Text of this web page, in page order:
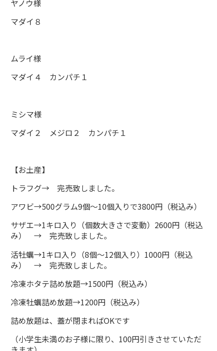
ヤノウ様
マダイ８
ムライ様
マダイ４ カンパチ１
ミシマ様
マダイ２ メジロ２ カンパチ１
【お土産】
トラフグ→ 完売致しました。
アワビ→500グラム9個～10個入りで3800円（税込み）
サザエ→1キロ入り（個数大きさで変動）2600円（税込
み） → 完売致しました。
活牡蠣→1キロ入り（8個～12個入り）1000円（税込
み） → 完売致しました。
冷凍ホタテ詰め放題→1500円（税込み）
冷凍牡蠣詰め放題→1200円（税込み）
詰め放題は、蓋が閉まればOKです
（小学生未満のお子様に限り、100円引きさせていただ